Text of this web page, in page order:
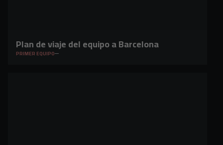
Plan de viaje del equipo a Barcelona
PRIMER EQUIPO